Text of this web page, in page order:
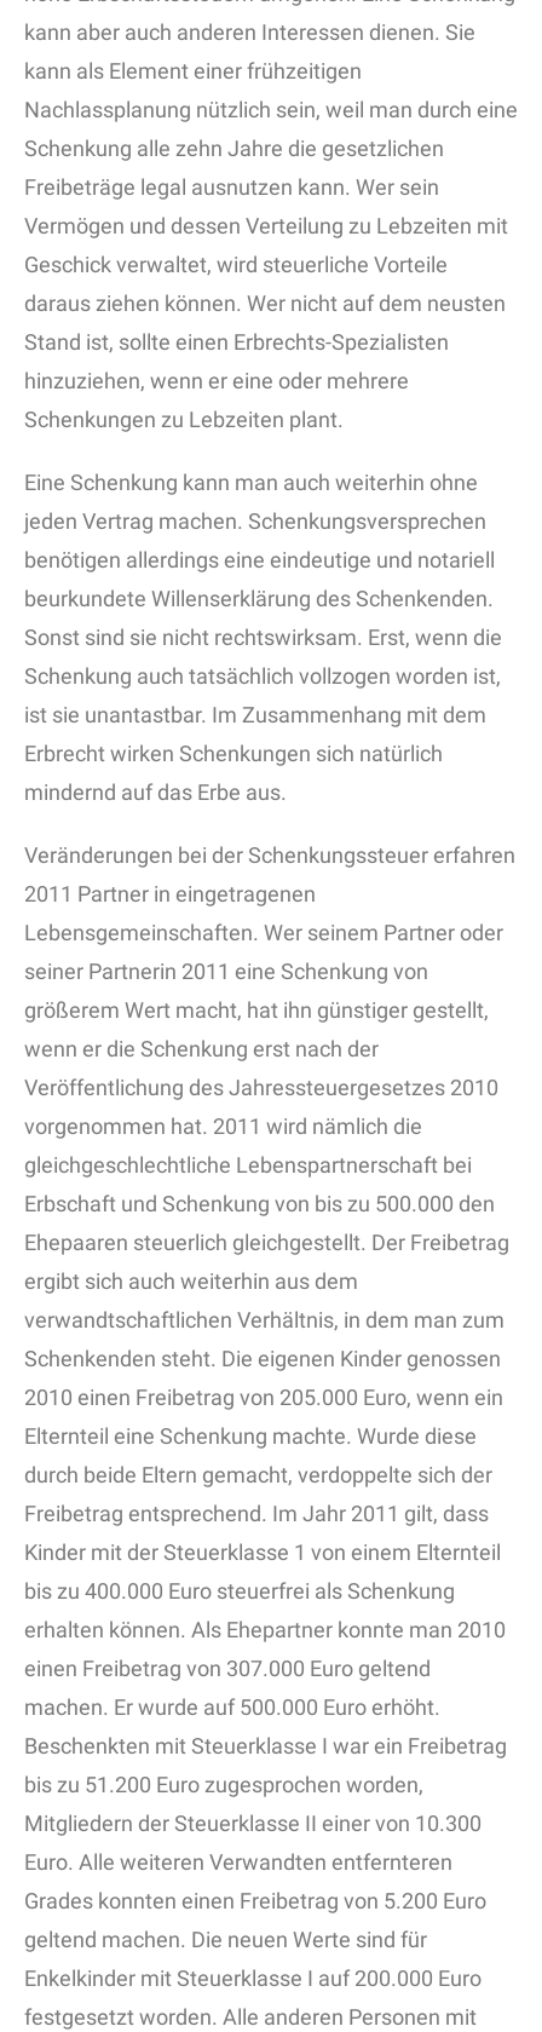
kann aber auch anderen Interessen dienen. Sie
kann als Element einer frühzeitigen
Nachlassplanung nützlich sein, weil man durch eine
Schenkung alle zehn Jahre die gesetzlichen
Freibeträge legal ausnutzen kann. Wer sein
Vermögen und dessen Verteilung zu Lebzeiten mit
Geschick verwaltet, wird steuerliche Vorteile
daraus ziehen können. Wer nicht auf dem neusten
Stand ist, sollte einen Erbrechts-Spezialisten
hinzuziehen, wenn er eine oder mehrere
Schenkungen zu Lebzeiten plant.
Eine Schenkung kann man auch weiterhin ohne
jeden Vertrag machen. Schenkungsversprechen
benötigen allerdings eine eindeutige und notariell
beurkundete Willenserklärung des Schenkenden.
Sonst sind sie nicht rechtswirksam. Erst, wenn die
Schenkung auch tatsächlich vollzogen worden ist,
ist sie unantastbar. Im Zusammenhang mit dem
Erbrecht wirken Schenkungen sich natürlich
mindernd auf das Erbe aus.
Veränderungen bei der Schenkungssteuer erfahren
2011 Partner in eingetragenen
Lebensgemeinschaften. Wer seinem Partner oder
seiner Partnerin 2011 eine Schenkung von
größerem Wert macht, hat ihn günstiger gestellt,
wenn er die Schenkung erst nach der
Veröffentlichung des Jahressteuergesetzes 2010
vorgenommen hat. 2011 wird nämlich die
gleichgeschlechtliche Lebenspartnerschaft bei
Erbschaft und Schenkung von bis zu 500.000 den
Ehepaaren steuerlich gleichgestellt. Der Freibetrag
ergibt sich auch weiterhin aus dem
verwandtschaftlichen Verhältnis, in dem man zum
Schenkenden steht. Die eigenen Kinder genossen
2010 einen Freibetrag von 205.000 Euro, wenn ein
Elternteil eine Schenkung machte. Wurde diese
durch beide Eltern gemacht, verdoppelte sich der
Freibetrag entsprechend. Im Jahr 2011 gilt, dass
Kinder mit der Steuerklasse 1 von einem Elternteil
bis zu 400.000 Euro steuerfrei als Schenkung
erhalten können. Als Ehepartner konnte man 2010
einen Freibetrag von 307.000 Euro geltend
machen. Er wurde auf 500.000 Euro erhöht.
Beschenkten mit Steuerklasse I war ein Freibetrag
bis zu 51.200 Euro zugesprochen worden,
Mitgliedern der Steuerklasse II einer von 10.300
Euro. Alle weiteren Verwandten entfernteren
Grades konnten einen Freibetrag von 5.200 Euro
geltend machen. Die neuen Werte sind für
Enkelkinder mit Steuerklasse I auf 200.000 Euro
festgesetzt worden. Alle anderen Personen mit